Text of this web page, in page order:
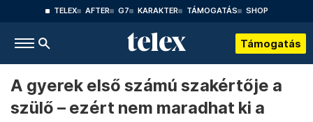
TELEX AFTER G7 KARAKTER TÁMOGATÁS SHOP
Támogatás
A gyerek első számú szakértője a
szülő – ezért nem maradhat ki a